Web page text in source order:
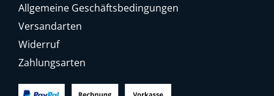
Allgemeine Geschäftsbedingungen
Versandarten
Widerruf
Zahlungsarten